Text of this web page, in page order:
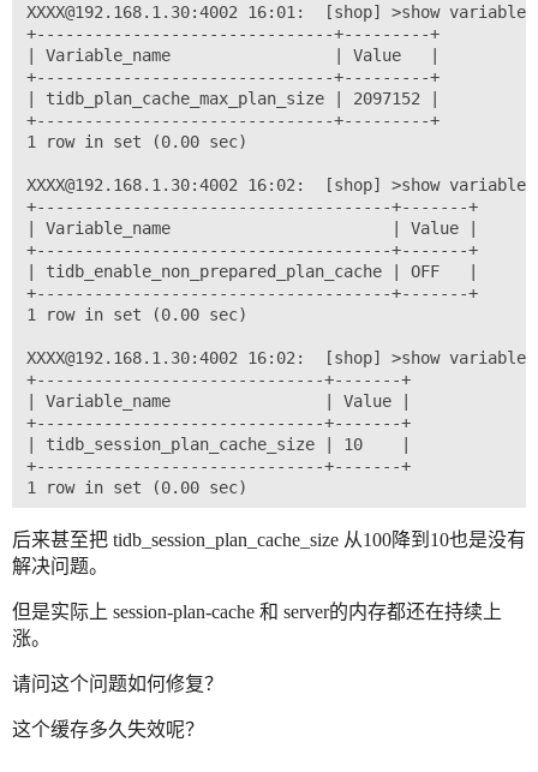
XXXX@192.168.1.30:4002 16:01:  [shop] >show
+-------------------------------+---------+
| Variable_name                 | Value   |
+-------------------------------+---------+
| tidb_plan_cache_max_plan_size | 2097152 |
+-------------------------------+---------+
1 row in set (0.00 sec)
XXXX@192.168.1.30:4002 16:02:  [shop] >show
+-------------------------------------+-------+
| Variable_name                       | Value |
+-------------------------------------+-------+
| tidb_enable_non_prepared_plan_cache | OFF   |
+-------------------------------------+-------+
1 row in set (0.00 sec)
XXXX@192.168.1.30:4002 16:02:  [shop] >show
+------------------------------+-------+
| Variable_name                | Value |
+------------------------------+-------+
| tidb_session_plan_cache_size | 10    |
+------------------------------+-------+
1 row in set (0.00 sec)
XXXX@192.168.1.30:4002 16:02:  [shop] >show
+-------------------------------+-------+
| Variable_name                 | Value |
| tidb_prepared_plan_cache_size | 10    |
+-------------------------------+-------+
后来甚至把 tidb_session_plan_cache_size 从100降到10也是没有
解决问题。
但是实际上 session-plan-cache 和 server的内存都还在持续上
涨。
请问这个问题如何修复？
这个缓存多久失效呢？